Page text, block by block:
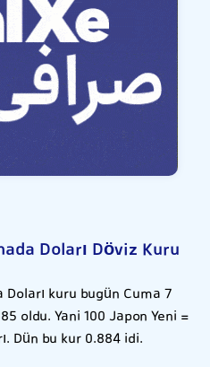
Doları Döviz Kuru
kuru bugün Cuma 7
oldu. Yani 100 Japon Yeni =
Dün bu kur 0.884 idi.